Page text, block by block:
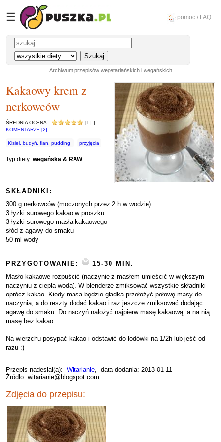
☰ pomoc / FAQ
Archiwum przepisów wegetariańskich i wegańskich
Kakaowy krem z
nerkowców
ŚREDNIA OCENA: [1]
|
KOMENTARZE [2]
Kisiel, budyń, flan, pudding przyjęcia
Typ diety: wegańska & RAW
SKŁADNIKI:
300 g nerkowców (moczonych przez 2 h w wodzie)
3 łyżki surowego kakao w proszku
3 łyżki surowego masła kakaowego
słód z agawy do smaku
50 ml wody
PRZYGOTOWANIE:
15-30 MIN.
Masło kakaowe rozpuścić (naczynie z masłem umieścić w większym
naczyniu z ciepłą wodą). W blenderze zmiksować wszystkie składniki
oprócz kakao. Kiedy masa będzie gładka przełożyć połowę masy do
naczynia, a do reszty dodać kakao i raz jeszcze zmiksować dodając
agawę do smaku. Do naczyń nałożyć najpierw masę kakaową, a na nią
masę bez kakao.
Na wierzchu posypać kakao i odstawić do lodówki na 1/2h lub jeść od
razu :)
Przepis nadesłał(a): Witarianie, data dodania: 2013-01-11
Źródło: witarianie@blogspot.com
Zdjęcia do przepisu: